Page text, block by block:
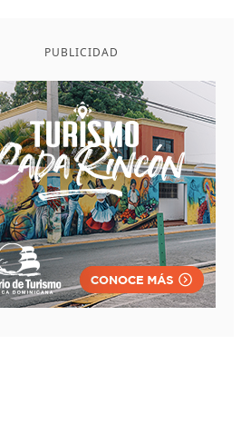
PUBLICIDAD